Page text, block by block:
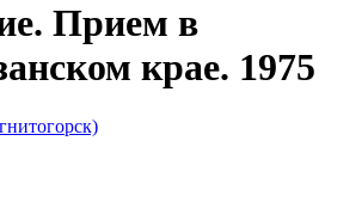
Прием в
крае. 1975